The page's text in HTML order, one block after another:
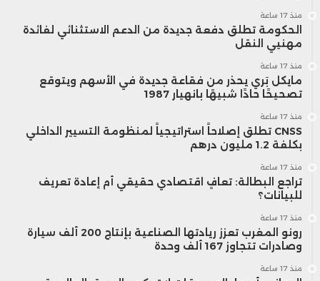
منذ 17 ساعة
الحكومة تطلق دفعة جديدة من الدعم الاستثنائي لفائدة
مهنيي النقل
منذ 17 ساعة
مايكل بَري يحذر من فقاعة جديدة في الأسهم ويتوقع
تصحيحًا حادًا شبيهًا بانهيار 1987
منذ 17 ساعة
CNSS تطلق إصلاحاً استراتيجياً لمنظومة التسيير الداخلي
بكلفة 1.2 مليون درهم
منذ 17 ساعة
تراجع البطالة: تعافٍ اقتصادي حقيقي أم إعادة تعريف
للبيانات؟
منذ 17 ساعة
رونو المغرب تعزز ريادتها الصناعية بإنتاج 200 ألف سيارة
وصادرات تتجاوز 167 ألف وحدة
منذ 17 ساعة